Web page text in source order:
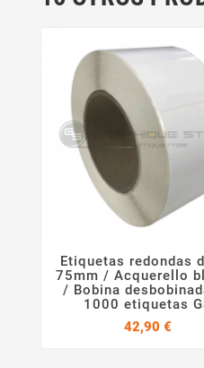
 
Etiquetas redondas
75mm / Acquerello
/ Bobina
1000 etiquetas
42,90 €